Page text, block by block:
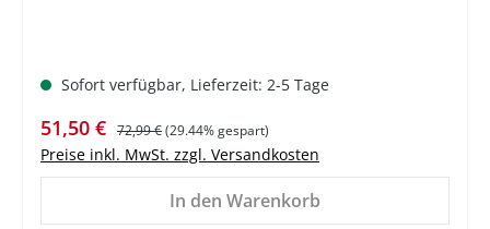
Sofort verfügbar, Lieferzeit: 2-5 Tage
Verkaufspreis:
51,50 € Regulärer Preis:
72,99 €(29.44% gespart)
Preise inkl. MwSt. zzgl. Versandkosten
In den Warenkorb